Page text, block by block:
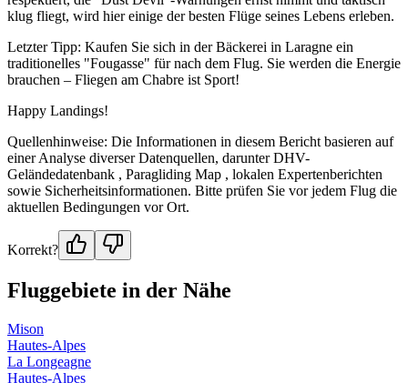
klug fliegt, wird hier einige der besten Flüge seines Lebens erleben.
Letzter Tipp: Kaufen Sie sich in der Bäckerei in Laragne ein
traditionelles "Fougasse" für nach dem Flug. Sie werden die Energie
brauchen – Fliegen am Chabre ist Sport!
Happy Landings!
Quellenhinweise: Die Informationen in diesem Bericht basieren auf
einer Analyse diverser Datenquellen, darunter DHV-
Geländedatenbank , Paragliding Map , lokalen Expertenberichten
sowie Sicherheitsinformationen. Bitte prüfen Sie vor jedem Flug die
aktuellen Bedingungen vor Ort.
Korrekt?
Fluggebiete in der Nähe
Mison
Hautes-Alpes
La Longeagne
Hautes-Alpes